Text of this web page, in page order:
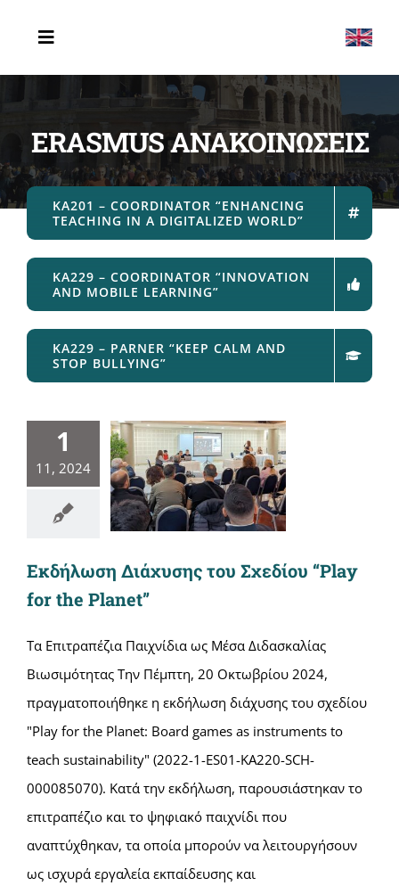
περιεχόμενο
Toggle
Navigation
ΤΟ ΣΧΟΛΕΙΟ
ERASMUS
ΔΡΑΣΤΗΡΙΟΤΗΤΕΣ
ΤΕΛΕΥΤΑΙΑ ΝΕΑ
ΕΠΙΚΟΙΝΩΝΙΑ
ERASMUS ΑΝΑΚΟΙΝΩΣΕΙΣ
KA201 – COORDINATOR “ENHANCING
TEACHING IN A DIGITALIZED WORLD”
KA229 – COORDINATOR “INNOVATION
AND MOBILE LEARNING”
KA229 – PARNER “KEEP CALM AND
STOP BULLYING”
1
11, 2024
Εκδήλωση Διάχυσης του Σχεδίου “Play
for the Planet”
Τα Επιτραπέζια Παιχνίδια ως Μέσα Διδασκαλίας
Βιωσιμότητας Την Πέμπτη, 20 Οκτωβρίου 2024,
πραγματοποιήθηκε η εκδήλωση διάχυσης του σχεδίου
"Play for the Planet: Board games as instruments to
teach sustainability" (2022-1-ES01-KA220-SCH-
000085070). Κατά την εκδήλωση, παρουσιάστηκαν το
επιτραπέζιο και το ψηφιακό παιχνίδι που
αναπτύχθηκαν, τα οποία μπορούν να λειτουργήσουν
ως ισχυρά εργαλεία εκπαίδευσης και